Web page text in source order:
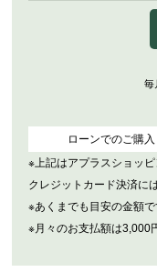
毎
ローンでのご購入
※上記はアプラスショッ
クレジットカード決済に
※あくまでも目安の金額
※月々のお支払額は3,000